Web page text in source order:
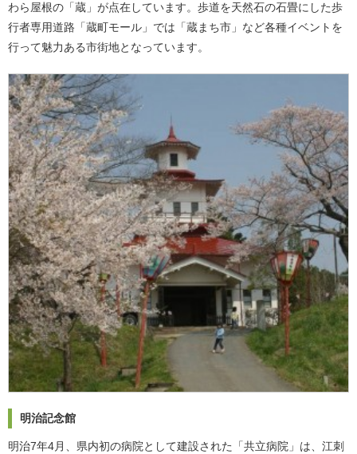
わら屋根の「蔵」が点在しています。歩道を天然石の石畳にした歩
行者専用道路「蔵町モール」では「蔵まち市」など各種イベントを
行って魅力ある市街地となっています。
明治記念館
明治7年4月、県内初の病院として建設された「共立病院」は、江刺